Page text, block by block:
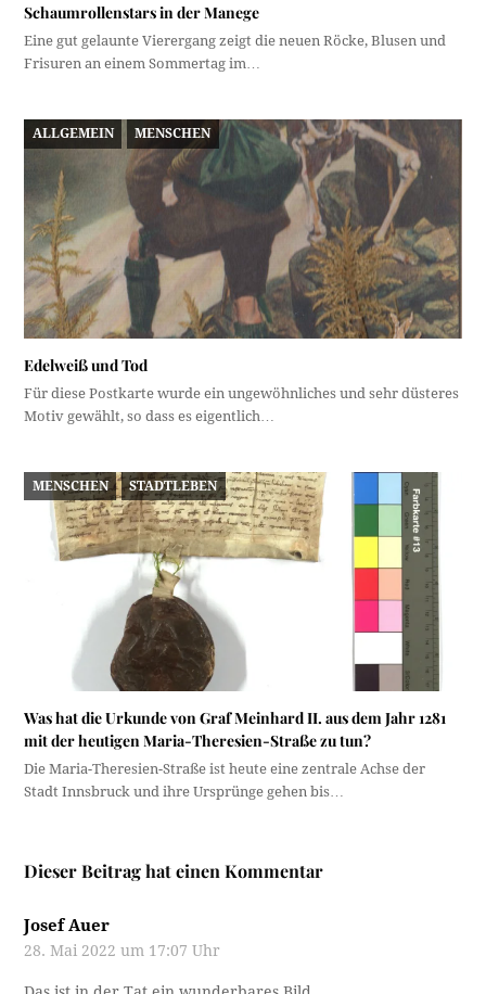
Schaumrollenstars in der Manege
Eine gut gelaunte Vierergang zeigt die neuen Röcke, Blusen und
Frisuren an einem Sommertag im…
ALLGEMEIN MENSCHEN
Edelweiß und Tod
Für diese Postkarte wurde ein ungewöhnliches und sehr düsteres
Motiv gewählt, so dass es eigentlich…
MENSCHEN STADTLEBEN
Was hat die Urkunde von Graf Meinhard II. aus dem Jahr 1281
mit der heutigen Maria-Theresien-Straße zu tun?
Die Maria-Theresien-Straße ist heute eine zentrale Achse der
Stadt Innsbruck und ihre Ursprünge gehen bis…
Dieser Beitrag hat einen Kommentar
Josef Auer
28. Mai 2022 um 17:07 Uhr